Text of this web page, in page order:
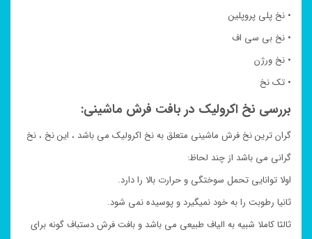
• نخ پلی پروپلین
• نخ بی سی اف
• نخ ورژن
• تک نخ
بررسی نخ اکرولیک در بافت فرش ماشینی:
گران ترین نخ فرش ماشینی متعلق به نخ اکرولیک می باشد ، این نخ ، نخ
گرانی می باشد از چند لحاظ:
اولا توانایی تحمل سوختگی و حرارت بالا را دارد.
ثانیا رطوبت را به خود نمیگیرد و پوسیده نمی شود.
ثالثا کاملا شبیه به الیاف طبیعی می باشد و بافت فرش دستباف گونه برای